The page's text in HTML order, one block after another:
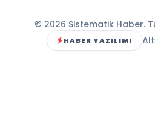
© 2026 Sistematik Haber.
HABER YAZILIMI